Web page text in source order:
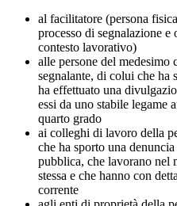
al facilitatore (persona
processo di segnalazione e
contesto lavorativo)
alle persone del medesimo
segnalante, di colui che ha
ha effettuato una
essi da uno stabile legame
quarto grado
ai colleghi di lavoro della
che ha sporto una
pubblica, che lavorano nel
stessa e che hanno con
corrente